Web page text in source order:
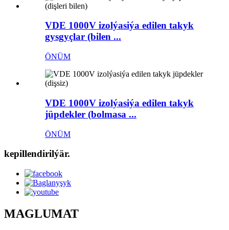
VDE 1000V izolýasiýa edilen takyk
gysgyçlar (bilen ...
ÖNÜM
VDE 1000V izolýasiýa edilen takyk
jüpdekler (bolmasa ...
ÖNÜM
kepillendirilýär.
MAGLUMAT